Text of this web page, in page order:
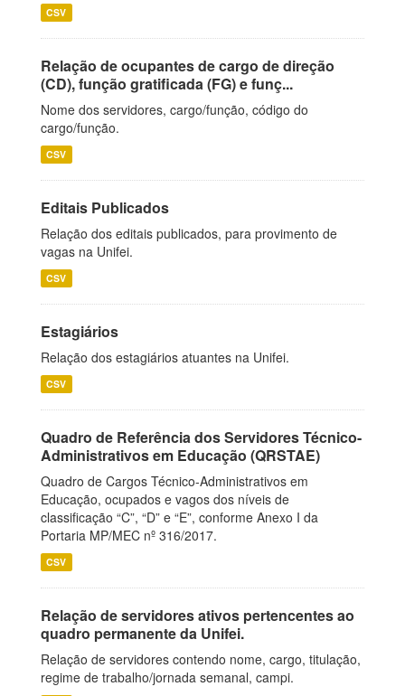
CSV
Relação de ocupantes de cargo de direção
(CD), função gratificada (FG) e funç...
Nome dos servidores, cargo/função, código do
cargo/função.
CSV
Editais Publicados
Relação dos editais publicados, para provimento de
vagas na Unifei.
CSV
Estagiários
Relação dos estagiários atuantes na Unifei.
CSV
Quadro de Referência dos Servidores Técnico-
Administrativos em Educação (QRSTAE)
Quadro de Cargos Técnico-Administrativos em
Educação, ocupados e vagos dos níveis de
classificação “C”, “D” e “E”, conforme Anexo I da
Portaria MP/MEC nº 316/2017.
CSV
Relação de servidores ativos pertencentes ao
quadro permanente da Unifei.
Relação de servidores contendo nome, cargo, titulação,
regime de trabalho/jornada semanal, campi.